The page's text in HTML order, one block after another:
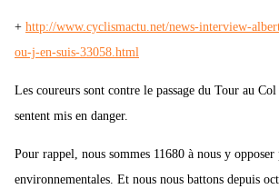
+ http://www.cyclismactu.net/news-interview-
ou-j-en-suis-33058.html
Les coureurs sont contre le passage du Tour au
sentent mis en danger.
Pour rappel, nous sommes 11680 à nous y opposer
environnementales. Et nous nous battons depuis